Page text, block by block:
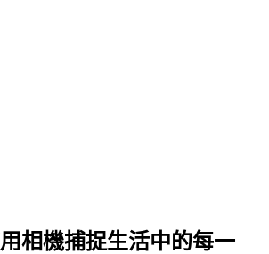
相機捕捉生活中的每一